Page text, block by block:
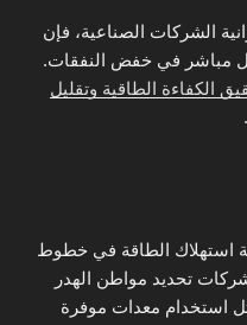
الشركات الصناعية، فإن
مباشر في خفض النفقات.
50001 في تحقيق الكفاءة الطاقية وتقليل
استهلاك الطاقة في خطوط
تحديد مواطن الهدر
استخدام معدات موفرة